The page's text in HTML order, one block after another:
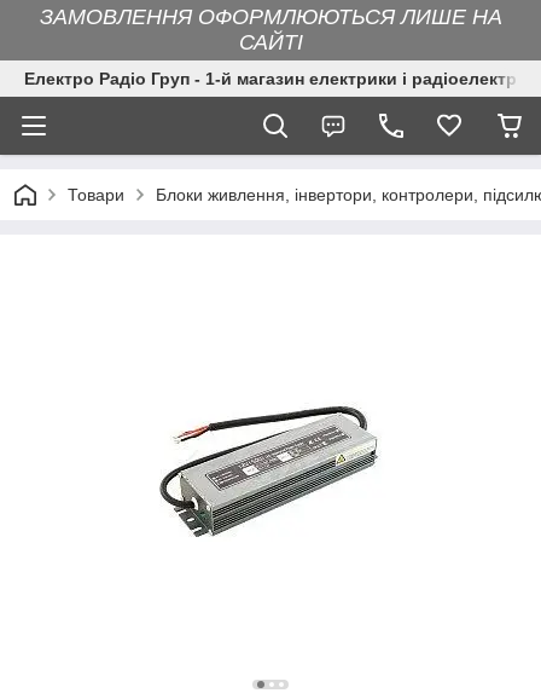
ЗАМОВЛЕННЯ ОФОРМЛЮЮТЬСЯ ЛИШЕ НА
САЙТІ
Електро Радіо Груп - 1-й магазин електрики і
Товари Блоки живлення, інвертори, контролери,